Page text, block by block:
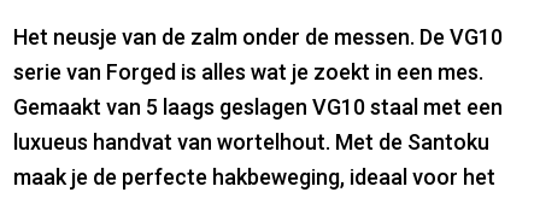
Het neusje van de zalm onder de messen. De VG10
serie van Forged is alles wat je zoekt in een mes.
Gemaakt van 5 laags geslagen VG10 staal met een
luxueus handvat van wortelhout. Met de Santoku
maak je de perfecte hakbeweging, ideaal voor het